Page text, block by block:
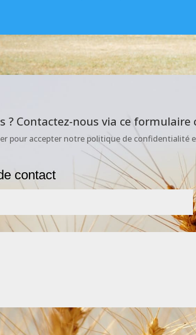
? Contactez-nous via ce formulaire
pour accepter notre politique de confidentialité
contact